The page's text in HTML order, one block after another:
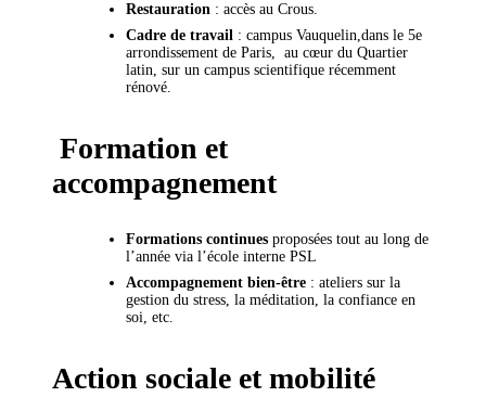
Restauration : accès au Crous.
Cadre de travail : campus Vauquelin,dans le 5e
arrondissement de Paris, au cœur du Quartier
latin, sur un campus scientifique récemment
rénové.
Formation et
accompagnement
Formations continues proposées tout au long de
l’année via l’école interne PSL
Accompagnement bien-être : ateliers sur la
gestion du stress, la méditation, la confiance en
soi, etc.
Action sociale et mobilité